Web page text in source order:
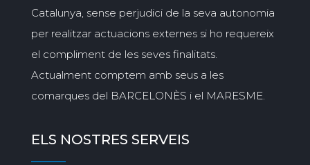
Catalunya, sense perjudici de la seva autonomia
per realitzar actuacions externes si ho requereix
el compliment de les seves finalitats.
Actualment comptem amb seus a les
comarques del BARCELONÈS i el MARESME.
ELS NOSTRES SERVEIS